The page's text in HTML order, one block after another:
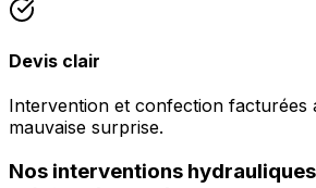
Devis clair
Intervention et confection facturées
mauvaise surprise.
Nos interventions